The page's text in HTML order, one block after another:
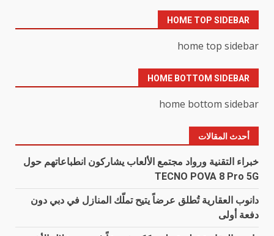
HOME TOP SIDEBAR
home top sidebar
HOME BOTTOM SIDEBAR
home bottom sidebar
أحدث المقالات
خبراء التقنية ورواد مجتمع الألعاب يشاركون انطباعاتهم حول
TECNO POVA 8 Pro 5G
دانوب العقارية تُطلق عرضاً يتيح تملّك المنازل في دبي دون
دفعة أولى